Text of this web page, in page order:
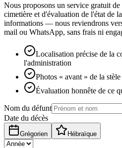
Nous proposons un service gratuit
cimetière et d'évaluation de l'état de
informations — nous reviendrons
mail ou WhatsApp, sans frais ni
Localisation précise de la
l'administration
Photos « avant » de la
Évaluation honnête de ce
Nom du défunt
Date du décès
Grégorien Hébraïque